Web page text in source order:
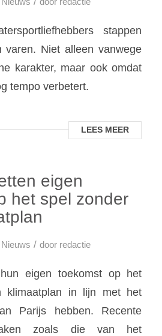
Nieuws door redactie
stappen
varen. Niet alleen vanwege
karakter, maar ook omdat
tempo verbetert.
LEES MEER
eigen
het spel zonder
Nieuws / door redactie
eigen toekomst op het
klimaatplan in lijn met het
Parijs hebben. Recente
zoals die van het